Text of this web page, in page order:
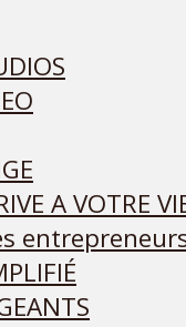
A VOTRE